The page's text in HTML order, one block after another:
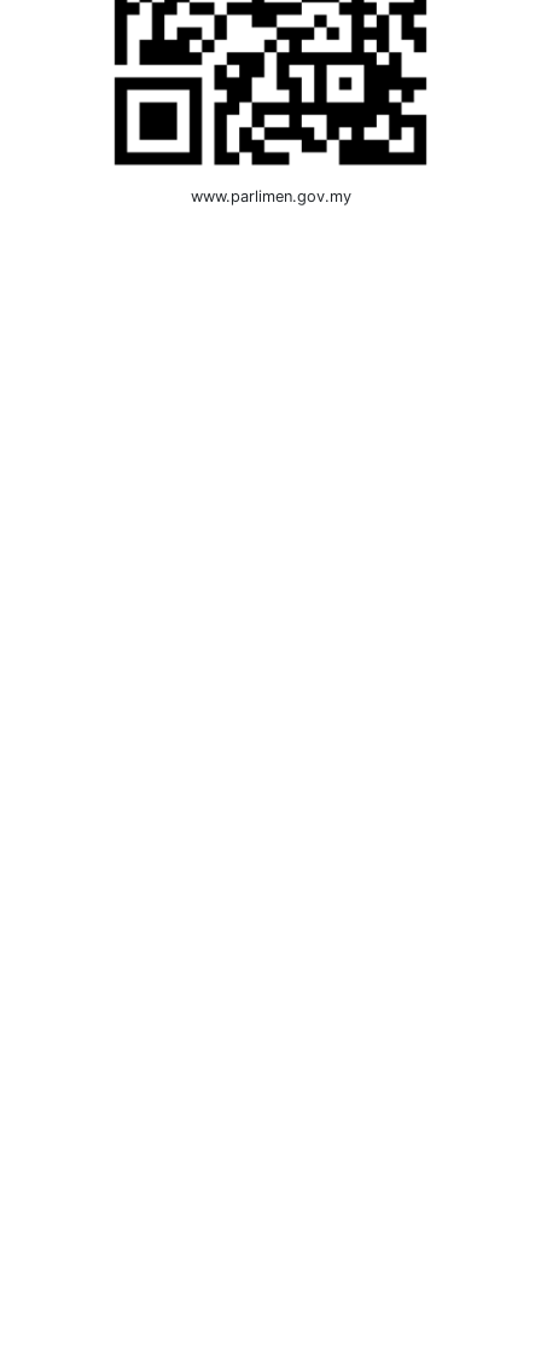
www.parlimen.gov.my